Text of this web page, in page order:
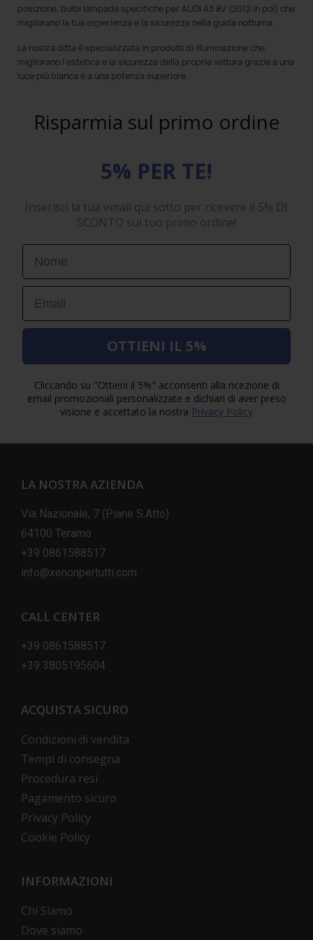
posizione, bulbi lampada specifiche per AUDI A3 8V (2012 in poi) che
migliorano la tua esperienza e la sicurezza nella guida notturna.
La nostra ditta è specializzata in prodotti di illuminazione che
migliorano l'estetica e la sicurezza della propria vettura grazie a una
luce più bianca e a una potenza superiore.
Risparmia sul primo ordine
5% PER TE!
Inserisci la tua email qui sotto per ricevere il 5% DI
SCONTO sul tuo primo ordine!
First Name
Email
OTTIENI IL 5%
Cliccando su "Ottieni il 5%" acconsenti alla ricezione di
email promozionali personalizzate e dichiari di aver preso
visione e accettato la nostra Privacy Policy
LA NOSTRA AZIENDA
Via Nazionale, 7 (Piane S.Atto)
64100 Teramo
+39 0861588517
info@xenonpertutti.com
CALL CENTER
+39 0861588517
+39 3805195604
ACQUISTA SICURO
Condizioni di vendita
Tempi di consegna
Procedura resi
Pagamento sicuro
Privacy Policy
Cookie Policy
INFORMAZIONI
Chi Siamo
Dove siamo